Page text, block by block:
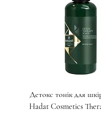
Детокс тонік для
Hadat Cosmetics